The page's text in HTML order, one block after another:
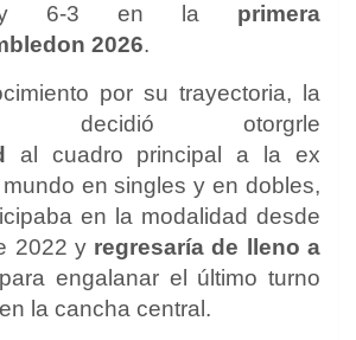
y 6-3 en la primera
2026.
por su trayectoria, la
decidió otorgrle
al cuadro principal a la ex
en singles y en dobles,
en la modalidad desde
2022 y regresaría de lleno a
para engalanar el último turno
la cancha central.